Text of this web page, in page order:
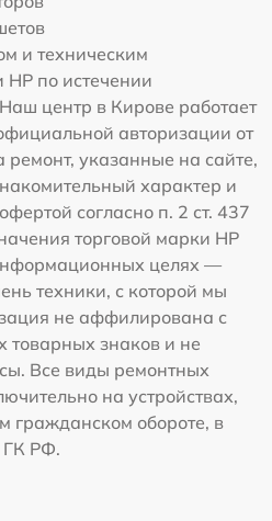
и техническим
по истечении
центр в Кирове работает
авторизации от
указанные на сайте,
характер и
согласно п. 2 ст. 437
торговой марки HP
целях —
техники, с которой мы
не аффилирована с
товарных знаков и не
Все виды ремонтных
на устройствах,
гражданском обороте, в
ГК РФ.